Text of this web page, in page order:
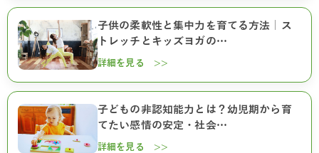
子供の柔軟性と集中力を育てる方法｜ス
トレッチとキッズヨガの…
詳細を見る >>
子どもの非認知能力とは？幼児期から育
てたい感情の安定・社会…
詳細を見る >>